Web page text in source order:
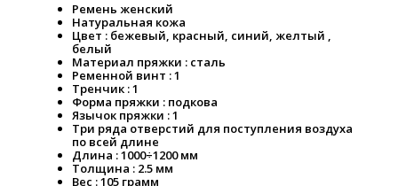
Ремень женский
Натуральная кожа
Цвет : бежевый, красный, синий, желтый ,
белый
Материал пряжки : сталь
Ременной винт : 1
Тренчик : 1
Форма пряжки : подкова
Язычок пряжки : 1
Три ряда отверстий для поступления воздуха
по всей длине
Длина : 1000÷1200 мм
Толщина : 2.5 мм
Вес : 105 грамм